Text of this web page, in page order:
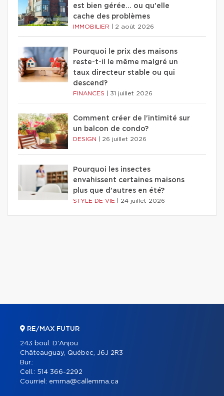
est bien gérée… ou qu'elle
cache des problèmes
IMMOBILIER 2 août 2026
Pourquoi le prix des maisons
reste-t-il le même malgré un
taux directeur stable ou qui
descend?
FINANCES 31 juillet 2026
Comment créer de l'intimité sur
un balcon de condo?
DESIGN 26 juillet 2026
Pourquoi les insectes
envahissent certaines maisons
plus que d'autres en été?
STYLE DE VIE 24 juillet 2026
RE/MAX FUTUR
243 boul. D'Anjou
Châteauguay, Québec, J6J 2R3
Bur.:
Cell.: 514 366-2292
Courriel: emma@callemma.ca